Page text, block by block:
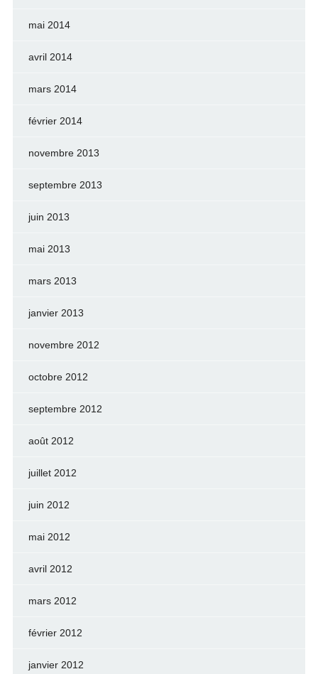
mai 2014
avril 2014
mars 2014
février 2014
novembre 2013
septembre 2013
juin 2013
mai 2013
mars 2013
janvier 2013
novembre 2012
octobre 2012
septembre 2012
août 2012
juillet 2012
juin 2012
mai 2012
avril 2012
mars 2012
février 2012
janvier 2012